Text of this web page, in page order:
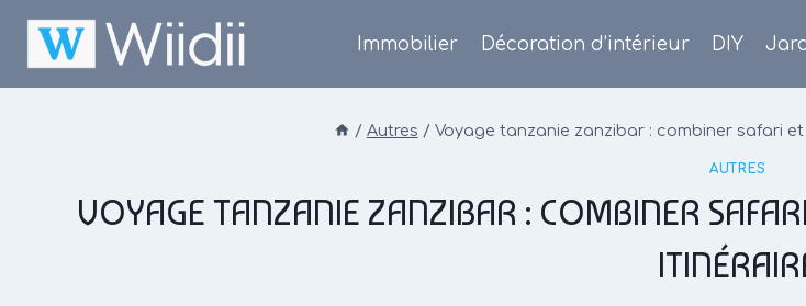
content
Immobilier Décoration d’intérieur DIY
/ Autres / Voyage tanzanie zanzibar : combiner safari
AUTRES
VOYAGE TANZANIE ZANZIBAR : COMBINER